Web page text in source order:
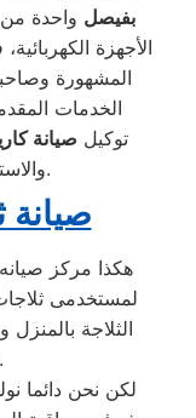
بفيصل واحدة
الأجهزة
المشهورة
الخدمات
توكيل صيانة
والاستعانة به في ذلك العالم الكبير.
صيانة
هكذا مركز
لمستخدمى
الثلاجة
الصيانه لثلاجات كاريير.
لكن نحن دائما